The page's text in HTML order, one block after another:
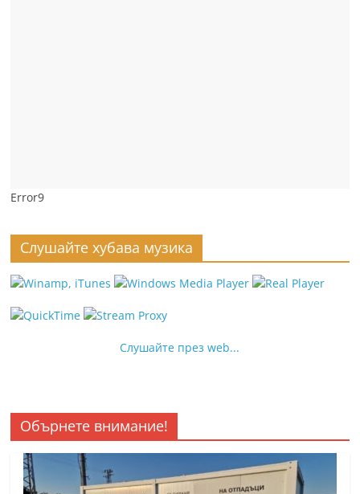
Error9
Слушайте хубава музика
Слушайте през web...
Обърнете внимание!